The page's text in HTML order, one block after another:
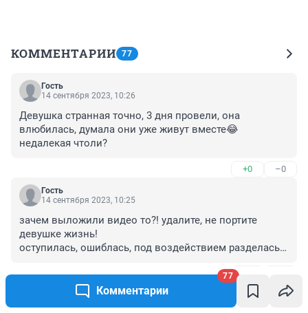
Комментарии
77
КОММЕНТАРИИ 77
Гость
14 сентября 2023, 10:26
Девушка странная точно, 3 дня провели, она
влюбилась, думала они уже живут вместе😂
недалекая чтоли?
+0 –0
Гость
14 сентября 2023, 10:25
зачем выложили видео то?! удалите, не портите
девушке жизнь!
оступилась, ошиблась, под воздействием разделась -
удалите и не лезть не в свое дело!!😠